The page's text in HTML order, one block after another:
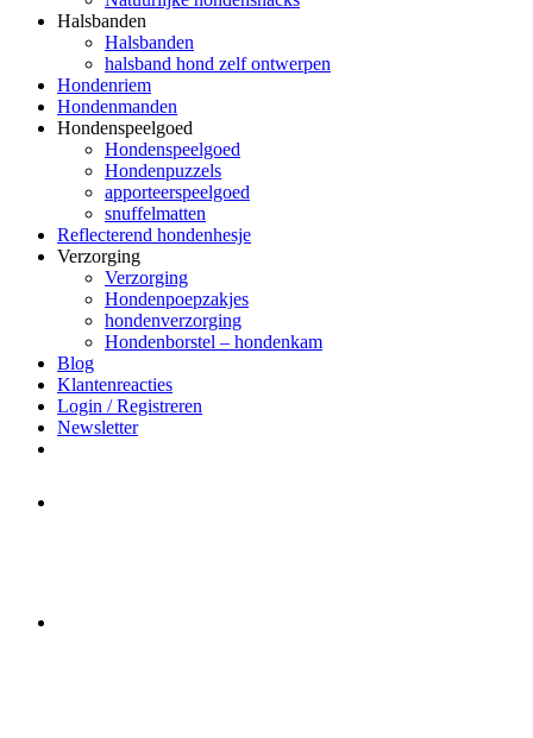
Halsbanden
Halsbanden
halsband hond zelf ontwerpen
Hondenriem
Hondenmanden
Hondenspeelgoed
Hondenspeelgoed
Hondenpuzzels
apporteerspeelgoed
snuffelmatten
Reflecterend hondenhesje
Verzorging
Verzorging
Hondenpoepzakjes
hondenverzorging
Hondenborstel – hondenkam
Blog
Klantenreacties
Login / Registreren
Newsletter